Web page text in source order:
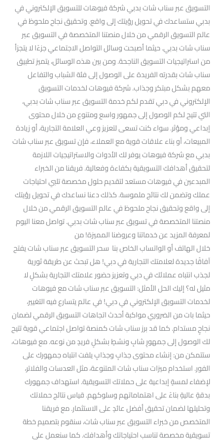
التسويق عبر سناب شات بدبي شركة فيوهات للتسويق الإلكتروني في
بدبي ستساعدك في تحويل رؤيتك إلى واقع. وتحقيق نجاح ملحوظ في
عالم التسويق الرقمي من خلال منصتنا المتخصصة في التسويق عبر
سناب شات بدبي. حيثما أصبحت وسائل التواصل الاجتماعي جزءًا لا يتجزأ
من استراتيجيات التسويق الناجحة. ومن بين هذه الوسائل، يتميز تطبيق
سناب شات بقدرته الفريدة على الوصول إلى فئة الشباب والتفاعل
معهم بشكل مبتكر وجذاب. شركة فيوهات لخدمات التسويق
الإلكتروني في دبي تقدم لكم خدمة التسويق عبر سناب شات بدبي،
التي تتيح لكم الوصول إلى جمهور واسع ومتنوع من خلال محتوى
إبداعي ومؤثر. سواء كنت تسعى لتعزيز وعي العلامة التجارية، أو زيادة
المبيعات، أو بناء علاقات قوية مع العملاء، فإن تسويق عبر سناب شات
بدبي مع شركة فيوهات يوفر لك الأدوات والاستراتيجيات اللازمة
لتحقيق أهدافك التسويقية بكفاءة وفعالية. فريقنا من الخبراء
المبدعين في فيوهات مستعد لتقديم حلول مخصصة تلبي احتياجات
عملك وتضمن لك نتائج ملموسة. كذلك دعنا نساعدك في تحويل رؤيتك
إلى واقع وتحقيق نجاح ملحوظ في عالم التسويق الرقمي من خلال
منصتنا المتخصصة في تسويق عبر سناب شات بدبي. تواصل معنا اليوم
لمعرفة المزيد عن خدماتنا وعروضنا المميزة! من
خلال الهاتف أو الواتساب الخاص بنا سحر التسويق عبر سناب شات يفتح
آفاقًا جديدة لعلامتك التجارية في دبي! هل تبحث عن طريقة ثورية
لجذب انتباه عملائك في دبي وتعزيز حضور علامتك التجارية بشكلٍ لا
مثيل له؟ إليك الحل الأمثل: التسويق عبر سناب شات مع فيوهات
لخدمات التسويق الإلكتروني في دبي! في عالم يتسارع فيه التغيير،
حيثما بات من الضروري مواكبة أحدث اتجاهات التسويق الرقمي لضمان
نجاحٍ مستدام. كما قد برز سناب شات كمنصة تواصل اجتماعي قوية تتيح
لك الوصول إلى جمهورٍ شابٍ ونشطٍ بشكلٍ فريدٍ من نوعه. مع فيوهات،
ستتمكن من: إنشاء محتوى جذابٍ وجذابٍ يلفت انتباه جمهورك على
الفور. استخدام ميزات سناب شات المتنوعة، مثل العدسات والفلاتر،
لإضفاء لمسةٍ إبداعية على حملاتك التسويقية. استهداف جمهورك
بدقةٍ عاليةٍ بناءً على اهتماماتهم وسلوكهم. قياس نتائج حملاتك
وتحليلها لضمان تحقيق أفضل عائدٍ على الاستثمار. مع فريقنا
المتخصص من خبراء التسويق عبر سناب شات، سنقوم بتصميم خطة
تسويقية مخصصة تناسب احتياجاتك وأهدافك. كما سنعمل على